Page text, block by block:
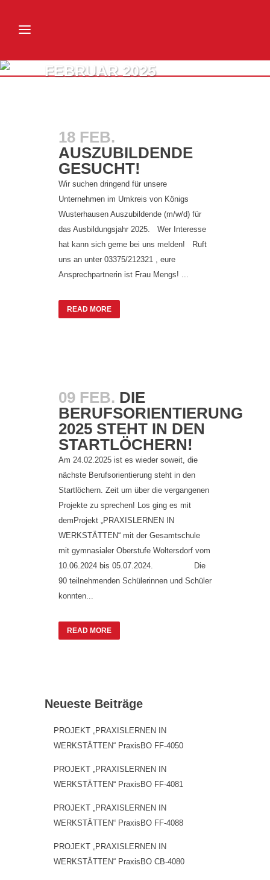
FEBRUAR 2025
18 FEB.
AUSZUBILDENDE
GESUCHT!
Wir suchen dringend für unsere
Unternehmen im Umkreis von Königs
Wusterhausen Auszubildende (m/w/d) für
das Ausbildungsjahr 2025. Wer Interesse
hat kann sich gerne bei uns melden! Ruft
uns an unter 03375/212321 , eure
Ansprechpartnerin ist Frau Mengs! ...
READ MORE
09 FEB. DIE
BERUFSORIENTIERUNG
2025 STEHT IN DEN
STARTLÖCHERN!
Am 24.02.2025 ist es wieder soweit, die
nächste Berufsorientierung steht in den
Startlöchern. Zeit um über die vergangenen
Projekte zu sprechen! Los ging es mit
demProjekt „PRAXISLERNEN IN
WERKSTÄTTEN“ mit der Gesamtschule
mit gymnasialer Oberstufe Woltersdorf vom
10.06.2024 bis 05.07.2024. Die
90 teilnehmenden Schülerinnen und Schüler
konnten...
READ MORE
Neueste Beiträge
PROJEKT „PRAXISLERNEN IN
WERKSTÄTTEN“ PraxisBO FF-4050
PROJEKT „PRAXISLERNEN IN
WERKSTÄTTEN“ PraxisBO FF-4081
PROJEKT „PRAXISLERNEN IN
WERKSTÄTTEN“ PraxisBO FF-4088
PROJEKT „PRAXISLERNEN IN
WERKSTÄTTEN“ PraxisBO CB-4080